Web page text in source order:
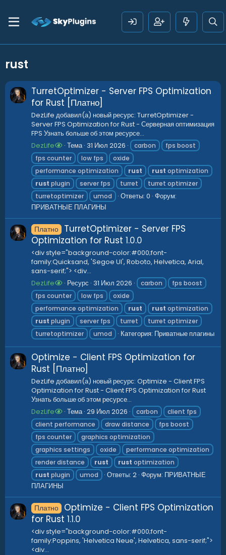
rust
TurretOptimizer - Server FPS Optimization
for Rust [Платно]
DezLife добавил(а) новый ресурс: TurretOptimizer -
Server FPS Optimization for Rust - Серверная оптимизация
FPS Узнать больше об этом ресурсе...
DezLife
Тема 31 Июл 2026 carbon
fps boost
fps counter
low fps
oxide
performance optimization
rust rust optimization
rust plugin server fps turret
turret optimizer
turretoptimizer
umod Ответы: 0 Форум:
ПРИВАТНЫЕ ПЛАГИНЫ
Платно
TurretOptimizer - Server FPS
Optimization for Rust 1.0.0
<div style="background-color:#000;font-
family:Quicksand, 'Segoe UI', Roboto, Helvetica, Arial,
sans-serif;"> <div...
DezLife
Ресурс 31 Июл 2026 carbon
fps boost
fps counter
low fps
oxide
performance optimization
rust rust optimization
rust plugin server fps turret
turret optimizer
turretoptimizer
umod Категория: Приватные плагины
Optimize - Client FPS Optimization for
Rust [Платно]
DezLife добавил(а) новый ресурс: Optimize - Client FPS
Optimization for Rust - Client FPS Optimization for Rust
Узнать больше об этом ресурсе...
DezLife
Тема 29 Июл 2026 carbon
client fps
client performance
draw distance
fps boost
fps counter
graphics optimization
graphics settings
oxide
performance optimization
render distance
rust rust optimization
rust plugin umod Ответы: 2 Форум: ПРИВАТНЫЕ
ПЛАГИНЫ
Платно
Optimize - Client FPS Optimization
for Rust 1.1.0
<div style="background-color:#000;font-
family:Poppins, 'Helvetica Neue', Helvetica, sans-serif;">
<div...